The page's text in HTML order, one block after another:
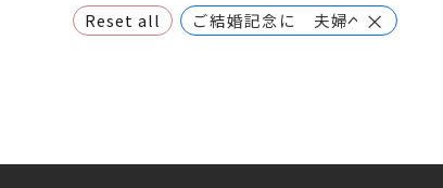
Reset all ご結婚記念に 夫婦ペン・万年筆
×